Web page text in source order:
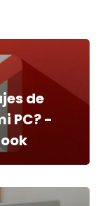
de
PC? -